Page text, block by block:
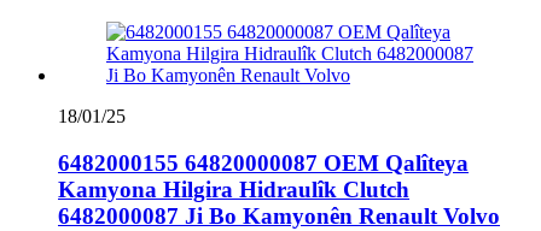
18/01/25
6482000155 64820000087 OEM Qalîteya
Kamyona Hilgira Hidraulîk Clutch
6482000087 Ji Bo Kamyonên Renault Volvo